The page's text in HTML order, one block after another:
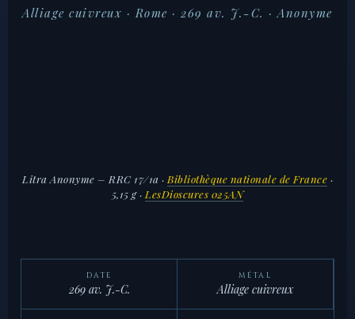
Alliage cuivreux · Rome · 269 av. J.-C. · Anonyme
Litra Anonyme – RRC 17/1a · Bibliothèque nationale de France ·
5,15 g · LesDioscures 025AN
DATE
269 av. J.-C.
MÉTAL
Alliage cuivreux